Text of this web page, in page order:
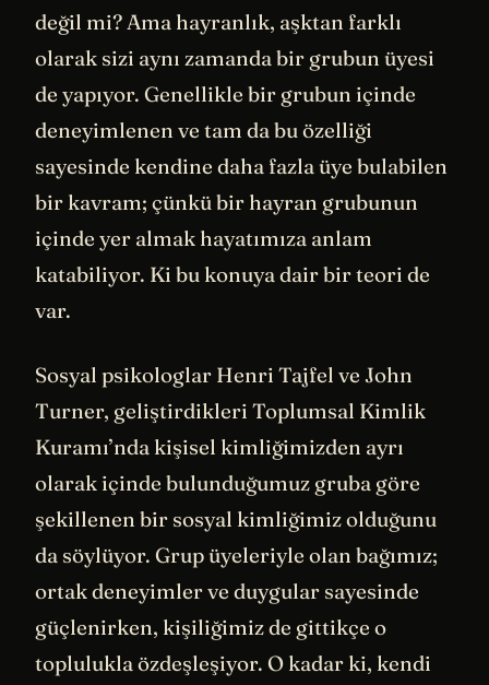
değil mi? Ama hayranlık, aşktan farklı
olarak sizi aynı zamanda bir grubun üyesi
de yapıyor. Genellikle bir grubun içinde
deneyimlenen ve tam da bu özelliği
sayesinde kendine daha fazla üye bulabilen
bir kavram; çünkü bir hayran grubunun
içinde yer almak hayatımıza anlam
katabiliyor. Ki bu konuya dair bir teori de
var.
Sosyal psikologlar Henri Tajfel ve John
Turner, geliştirdikleri Toplumsal Kimlik
Kuramı’nda kişisel kimliğimizden ayrı
olarak içinde bulunduğumuz gruba göre
şekillenen bir sosyal kimliğimiz olduğunu
da söylüyor. Grup üyeleriyle olan bağımız;
ortak deneyimler ve duygular sayesinde
güçlenirken, kişiliğimiz de gittikçe o
toplulukla özdeşleşiyor. O kadar ki, kendi